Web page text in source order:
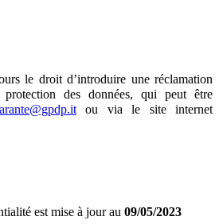
le droit d’introduire une réclamation
des données, qui peut être
ou via le site internet
est mise à jour au 09/05/2023